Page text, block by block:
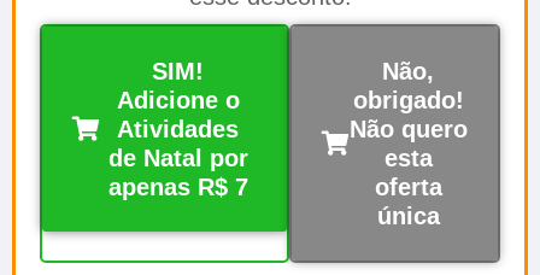
SIM!
Adicione o
Atividades
de Natal por
apenas R$ 7
Não,
obrigado!
Não quero
esta
oferta
única